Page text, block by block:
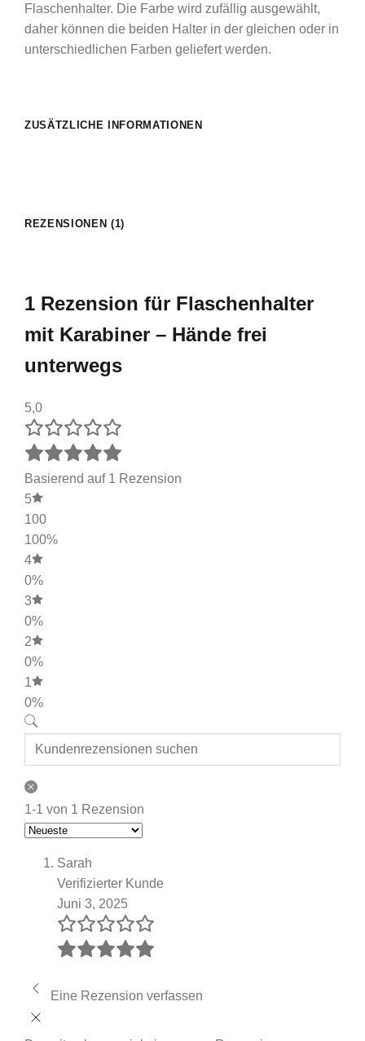
Flaschenhalter. Die Farbe wird zufällig ausgewählt,
daher können die beiden Halter in der gleichen oder in
unterschiedlichen Farben geliefert werden.
ZUSÄTZLICHE INFORMATIONEN
REZENSIONEN (1)
1 Rezension für Flaschenhalter
mit Karabiner – Hände frei
unterwegs
5,0
Basierend auf 1 Rezension
5
100
100%
4
0%
3
0%
2
0%
1
0%
1-1 von 1 Rezension
Sarah
Verifizierter Kunde
Juni 3, 2025
Eine Rezension verfassen